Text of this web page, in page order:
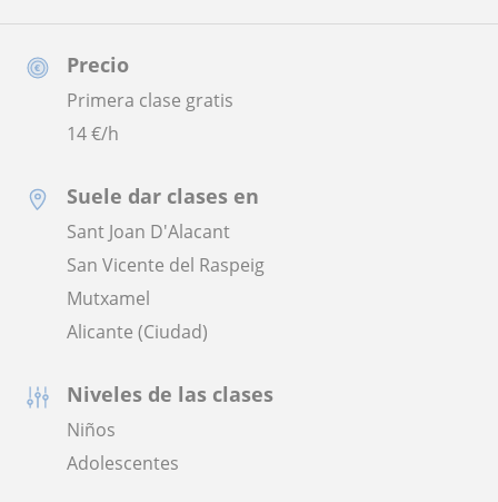
Precio
Primera clase gratis
14€/h
Suele dar clases en
Sant Joan D'Alacant
San Vicente del Raspeig
Mutxamel
Alicante (Ciudad)
Niveles de las clases
Niños
Adolescentes